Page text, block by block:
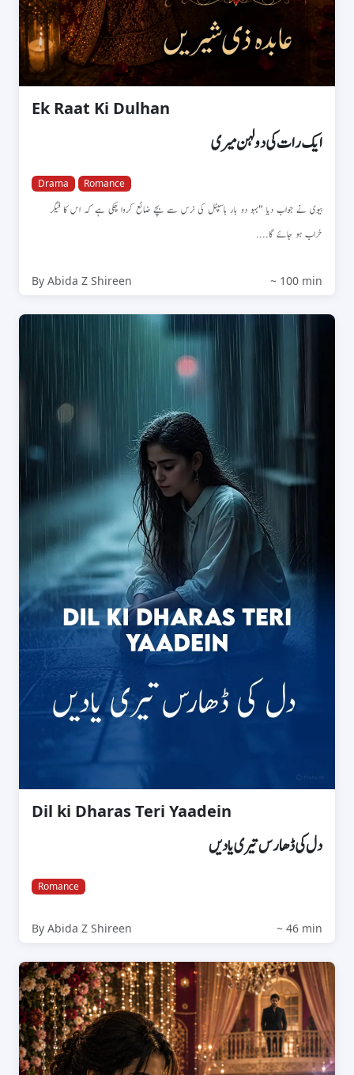
Ek Raat Ki Dulhan
ایک رات کی دولہن میری
Drama Romance
بیوی نے جواب دیا "بہو دو بار ہاسپٹل کی نرس سے بچے ضائع کروا چکی ہے کہ اس کا فیگر
خراب ہو جائے گا....
By Abida Z Shireen ~ 100 min
Dil ki Dharas Teri Yaadein
دل کی ڈھارس تیری یادیں
Romance
By Abida Z Shireen ~ 46 min